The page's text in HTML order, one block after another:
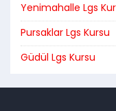
Yenimahalle Lgs
Pursaklar Lgs Kursu
Güdül Lgs Kursu